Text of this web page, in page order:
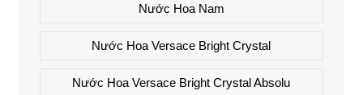
Nước Hoa Nam
Nước Hoa Versace Bright Crystal
Nước Hoa Versace Bright Crystal Absolu